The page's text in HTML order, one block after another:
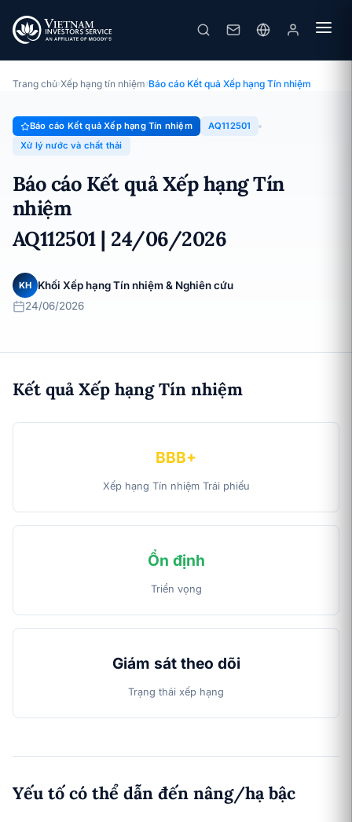
Báo cáo Kết quả Xếp hạng Tín nhiệm · Công ty Cổ phần Nước
Aqua One · 24/06/2026
Trang chủ›Xếp hạng tín nhiệm›Báo cáo Kết quả Xếp hạng Tín nhiệm
Báo cáo Kết quả Xếp hạng Tín nhiệm
AQ112501
Xử lý nước và chất thải
Báo cáo Kết quả Xếp hạng Tín
nhiệm
AQ112501 | 24/06/2026
KH
Khối Xếp hạng Tín nhiệm & Nghiên cứu
24/06/2026
Kết quả Xếp hạng Tín nhiệm
BBB+
Xếp hạng Tín nhiệm Trái phiếu
Ổn định
Triển vọng
Giám sát theo dõi
Trạng thái xếp hạng
Yếu tố có thể dẫn đến nâng/hạ bậc